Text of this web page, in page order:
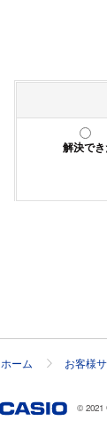
解決で
ホーム お客様
© 2021